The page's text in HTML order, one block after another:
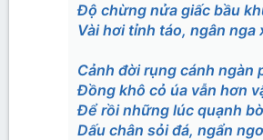
Độ chừng nửa giấc bầu
Vài hơi tỉnh táo, ngân
Cảnh đời rụng cánh ngàn
Đồng khô cỏ úa vẫn hơn
Để rồi những lúc quạnh bờ
Dấu chân sỏi đá, ngẩn